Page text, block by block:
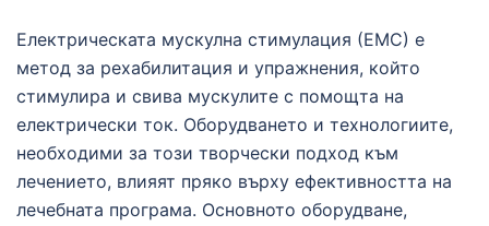
Електрическата мускулна стимулация (ЕМС) е
метод за рехабилитация и упражнения, който
стимулира и свива мускулите с помощта на
електрически ток. Оборудването и технологиите,
необходими за този творчески подход към
лечението, влияят пряко върху ефективността на
лечебната програма. Основното оборудване,